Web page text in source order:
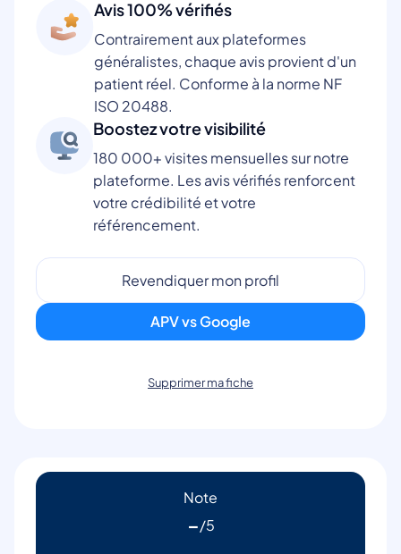
Avis 100% vérifiés
Contrairement aux plateformes
généralistes, chaque avis provient d'un
patient réel. Conforme à la norme NF
ISO 20488.
Boostez votre visibilité
180 000+ visites mensuelles sur notre
plateforme. Les avis vérifiés renforcent
votre crédibilité et votre
référencement.
Revendiquer mon profil
APV vs Google
Supprimer ma fiche
Note
-